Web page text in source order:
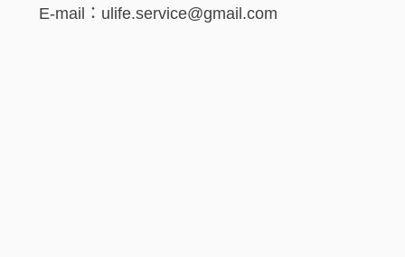
E-mail：ulife.service@gmail.com